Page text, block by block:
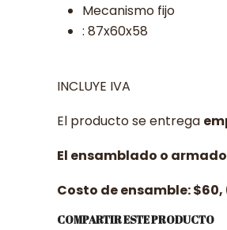
Mecanismo fijo
: 87x60x58
INCLUYE IVA
El producto se entrega
El ensamblado o
Costo de ensamble:
COMPARTIR ESTE PRODUCTO